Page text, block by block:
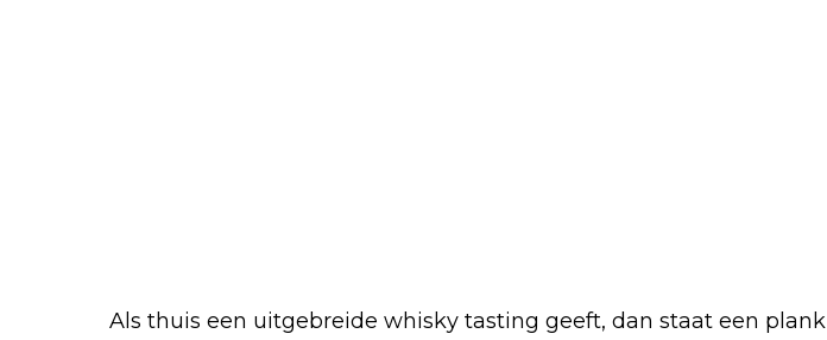
Als thuis een uitgebreide whisky tasting geeft, dan staat een plank